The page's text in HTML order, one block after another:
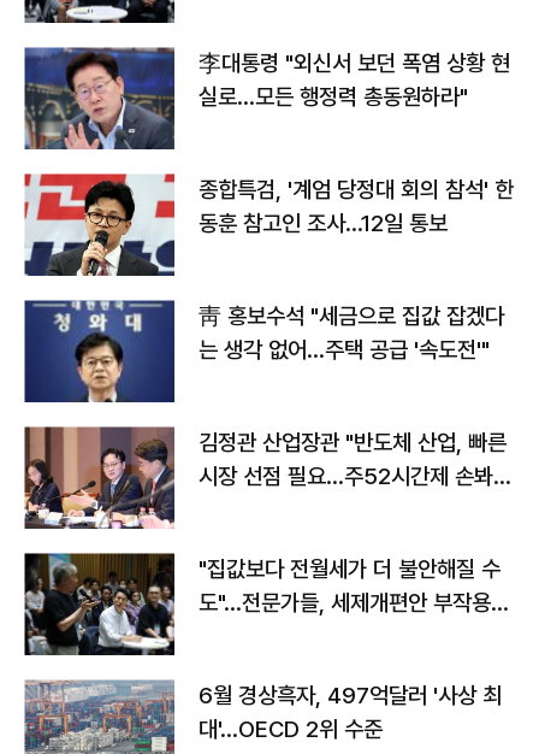
李대통령 "외신서 보던 폭염 상황 현
실로…모든 행정력 총동원하라"
종합특검, '계엄 당정대 회의 참석' 한
동훈 참고인 조사...12일 통보
靑 홍보수석 "세금으로 집값 잡겠다
는 생각 없어…주택 공급 '속도전'"
김정관 산업장관 "반도체 산업, 빠른
시장 선점 필요…주52시간제 손봐
"집값보다 전월세가 더 불안해질 수
도"…전문가들, 세제개편안 부작용
6월 경상흑자, 497억달러 '사상 최
대'…OECD 2위 수준